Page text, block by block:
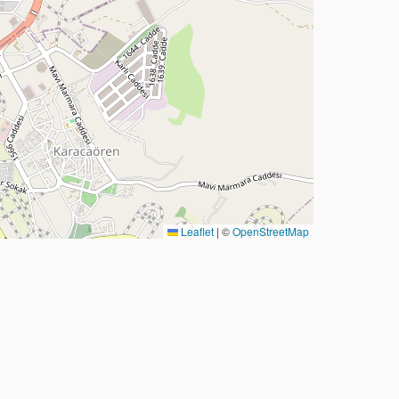
Leaflet | ©OpenStreetMap